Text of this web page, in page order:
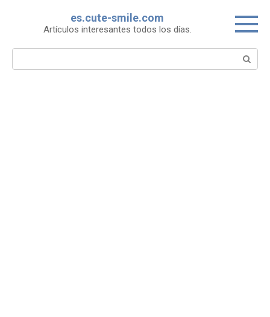
es.cute-smile.com
Artículos interesantes todos los días.
Search: